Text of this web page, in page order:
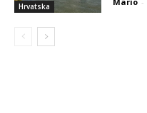
Hrvatska